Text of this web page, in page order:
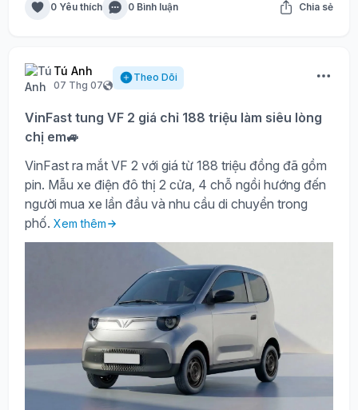
0 Yêu thích 0 Bình luận Chia sẻ
Tú Anh
07 Thg 07
Theo Dõi
VinFast tung VF 2 giá chỉ 188 triệu làm siêu lòng
chị em🚙
VinFast ra mắt VF 2 với giá từ 188 triệu đồng đã gồm
pin. Mẫu xe điện đô thị 2 cửa, 4 chỗ ngồi hướng đến
người mua xe lần đầu và nhu cầu di chuyển trong
phố. Xem thêm